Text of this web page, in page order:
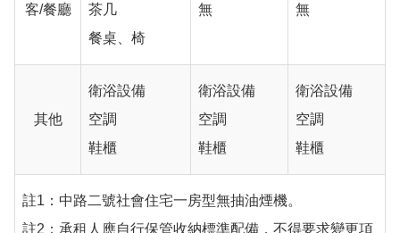
客/餐廳
茶几
餐桌、椅
無 無
其他
衛浴設備
空調
鞋櫃
衛浴設備
空調
鞋櫃
衛浴設備
空調
鞋櫃
註1：中路二號社會住宅一房型無抽油煙機。
註2：承租人應自行保管收納標準配備，不得要求變更項